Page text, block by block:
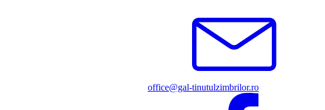
office@gal-tinutulzimbrilor.ro